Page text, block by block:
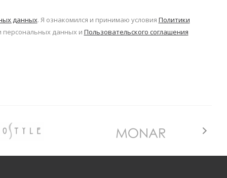
данных. Я ознакомился и принимаю условия Политики
данных и Пользовательского соглашения